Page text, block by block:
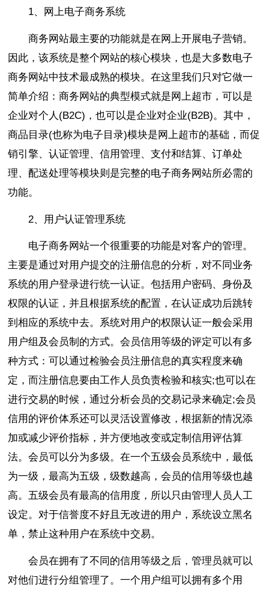
1、网上电子商务系统
商务网站最主要的功能就是在网上开展电子营销。
因此，该系统是整个网站的核心模块，也是大多数电子
商务网站中技术最成熟的模块。在这里我们只对它做一
简单介绍：商务网站的典型模式就是网上超市，可以是
企业对个人(B2C)，也可以是企业对企业(B2B)。其中，
商品目录(也称为电子目录)模块是网上超市的基础，而促
销引擎、认证管理、信用管理、支付和结算、订单处
理、配送处理等模块则是完整的电子商务网站所必需的
功能。
2、用户认证管理系统
电子商务网站一个很重要的功能是对客户的管理。
主要是通过对用户提交的注册信息的分析，对不同业务
系统的用户登录进行统一认证。包括用户密码、身份及
权限的认证，并且根据系统的配置，在认证成功后跳转
到相应的系统中去。系统对用户的权限认证一般会采用
用户组及会员制的方式。会员信用等级的评定可以有多
种方式：可以通过检验会员注册信息的真实程度来确
定，而注册信息要由工作人员负责检验和核实;也可以在
进行交易的时候，通过分析会员的交易记录来确定;会员
信用的评价体系还可以灵活设置修改，根据新的情况添
加或减少评价指标，并方便地改变或定制信用评估算
法。会员可以分为多级。在一个五级会员系统中，最低
为一级，最高为五级，级数越高，会员的信用等级也越
高。五级会员有最高的信用度，所以只由管理人员人工
设定。对于信誉度不好且无改进的用户，系统设立黑名
单，禁止这种用户在系统中交易。
会员在拥有了不同的信用等级之后，管理员就可以
对他们进行分组管理了。一个用户组可以拥有多个用